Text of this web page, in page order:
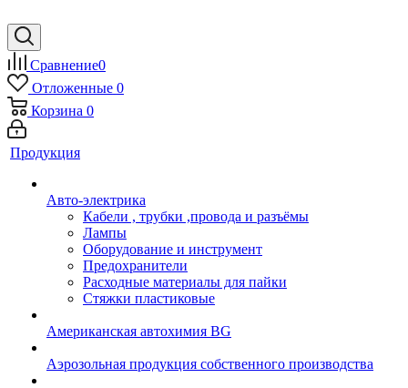
Сравнение0
Отложенные 0
Корзина 0
Продукция
Авто-электрика
Кабели , трубки ,провода и разъёмы
Лампы
Оборудование и инструмент
Предохранители
Расходные материалы для пайки
Стяжки пластиковые
Американская автохимия BG
Аэрозольная продукция собственного производства